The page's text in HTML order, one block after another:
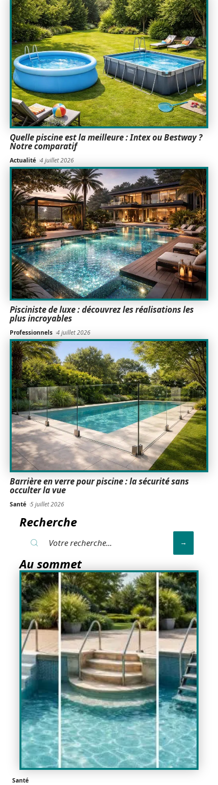
Quelle piscine est la meilleure : Intex ou Bestway ?
Notre comparatif
Actualité 4 juillet 2026
Pisciniste de luxe : découvrez les réalisations les
plus incroyables
Professionnels 4 juillet 2026
Barrière en verre pour piscine : la sécurité sans
occulter la vue
Santé 5 juillet 2026
Recherche
Au sommet
Santé